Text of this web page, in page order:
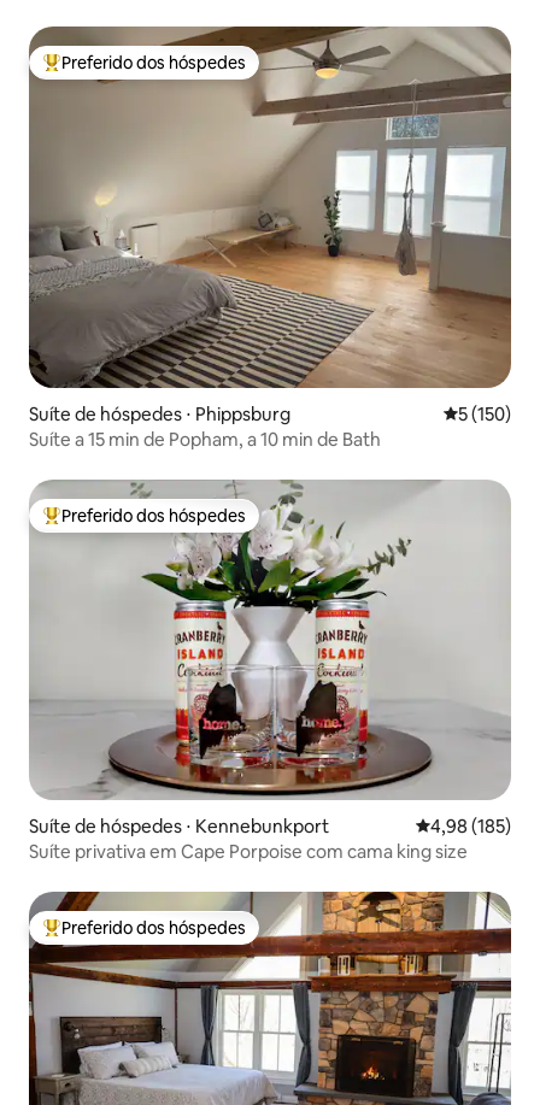
Entre os melhores preferidos dos hóspedes
Preferido dos hóspedes
Suíte de hóspedes ⋅ Phippsburg 5 de uma
5 (150)
Suíte a 15 min de Popham, a 10 min de Bath
Entre os melhores preferidos dos hóspedes
Preferido dos hóspedes
Suíte de hóspedes ⋅ Kennebunkport 4,98 de uma
4,98 (185)
Suíte privativa em Cape Porpoise com cama king size
Entre os melhores preferidos dos hóspedes
Preferido dos hóspedes